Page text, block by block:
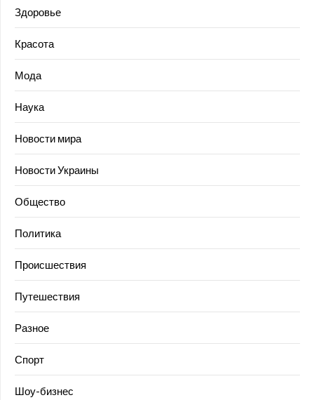
Здоровье
Красота
Мода
Наука
Новости мира
Новости Украины
Общество
Политика
Происшествия
Путешествия
Разное
Спорт
Шоу-бизнес